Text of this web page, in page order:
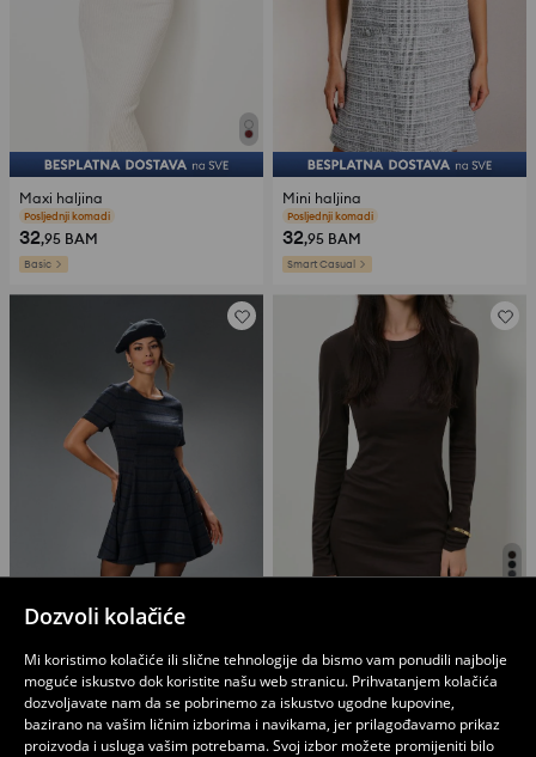
Dozvoli kolačiće
Mi koristimo kolačiće ili slične tehnologije da bismo vam ponudili najbolje
moguće iskustvo dok koristite našu web stranicu. Prihvatanjem kolačića
dozvoljavate nam da se pobrinemo za iskustvo ugodne kupovine,
bazirano na vašim ličnim izborima i navikama, jer prilagođavamo prikaz
proizvoda i usluga vašim potrebama. Svoj izbor možete promijeniti bilo
Maxi haljina
Posljednji komadi
32,95 BAM
Basic
Mini haljina
Posljednji komadi
32,95 BAM
Smart Casual
Mini haljina
29 BAM
Smart Casual
Mini haljina
13 BAM
Basic